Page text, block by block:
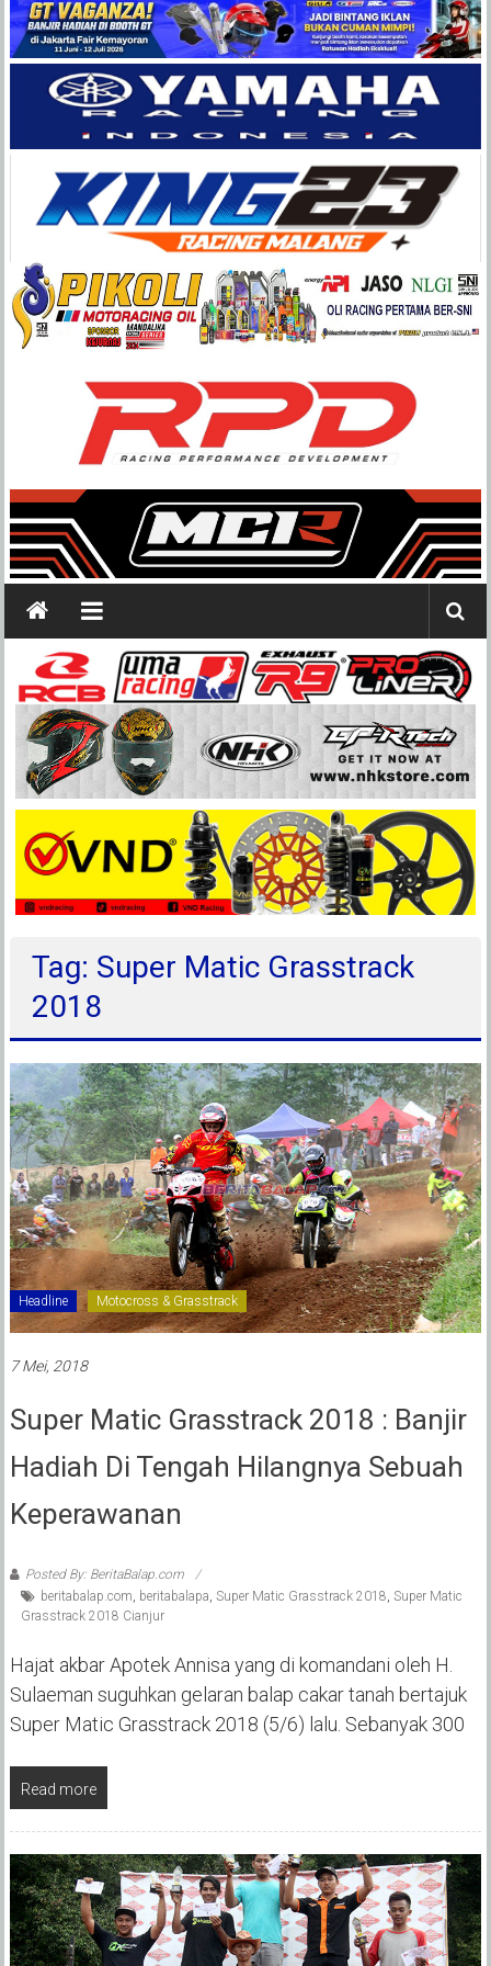
Balap
Paling
Lengkap
Tag: Super Matic Grasstrack
2018
Headline Motocross & Grasstrack
7 Mei, 2018
Super Matic Grasstrack 2018 : Banjir
Hadiah Di Tengah Hilangnya Sebuah
Keperawanan
Posted By: BeritaBalap.com
beritabalap.com, beritabalapa, Super Matic Grasstrack 2018, Super Matic
Grasstrack 2018 Cianjur
Hajat akbar Apotek Annisa yang di komandani oleh H.
Sulaeman suguhkan gelaran balap cakar tanah bertajuk
Super Matic Grasstrack 2018 (5/6) lalu. Sebanyak 300
Read more